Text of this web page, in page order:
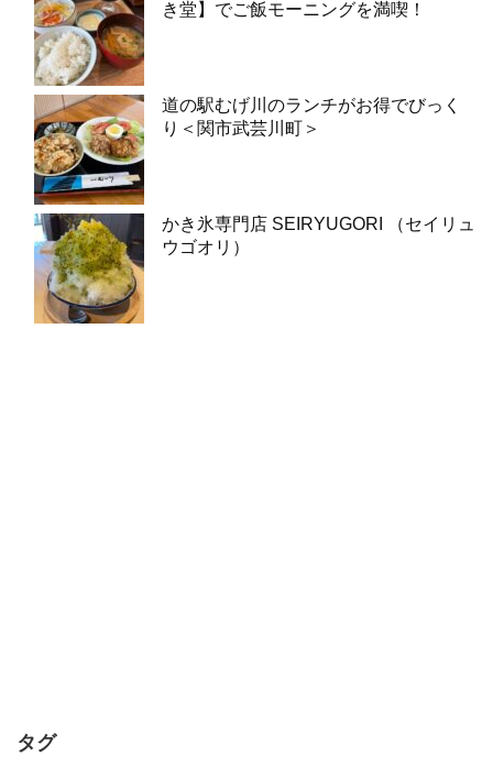
き堂】でご飯モーニングを満喫！
道の駅むげ川のランチがお得でびっく
り＜関市武芸川町＞
かき氷専門店 SEIRYUGORI （セイリュ
ウゴオリ）
タグ